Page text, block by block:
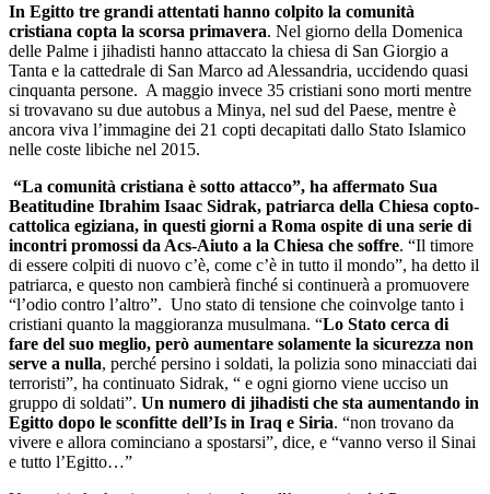
In Egitto tre grandi attentati hanno colpito la comunità
cristiana copta la scorsa primavera. Nel giorno della Domenica
delle Palme i jihadisti hanno attaccato la chiesa di San Giorgio a
Tanta e la cattedrale di San Marco ad Alessandria, uccidendo quasi
cinquanta persone. A maggio invece 35 cristiani sono morti mentre
si trovavano su due autobus a Minya, nel sud del Paese, mentre è
ancora viva l’immagine dei 21 copti decapitati dallo Stato Islamico
nelle coste libiche nel 2015.
“La comunità cristiana è sotto attacco”, ha affermato Sua
Beatitudine Ibrahim Isaac Sidrak, patriarca della Chiesa copto-
cattolica egiziana, in questi giorni a Roma ospite di una serie di
incontri promossi da Acs-Aiuto a la Chiesa che soffre. “Il timore
di essere colpiti di nuovo c’è, come c’è in tutto il mondo”, ha detto il
patriarca, e questo non cambierà finché si continuerà a promuovere
“l’odio contro l’altro”. Uno stato di tensione che coinvolge tanto i
cristiani quanto la maggioranza musulmana. “Lo Stato cerca di
fare del suo meglio, però aumentare solamente la sicurezza non
serve a nulla, perché persino i soldati, la polizia sono minacciati dai
terroristi”, ha continuato Sidrak, “ e ogni giorno viene ucciso un
gruppo di soldati”. Un numero di jihadisti che sta aumentando in
Egitto dopo le sconfitte dell’Is in Iraq e Siria. “non trovano da
vivere e allora cominciano a spostarsi”, dice, e “vanno verso il Sinai
e tutto l’Egitto…”